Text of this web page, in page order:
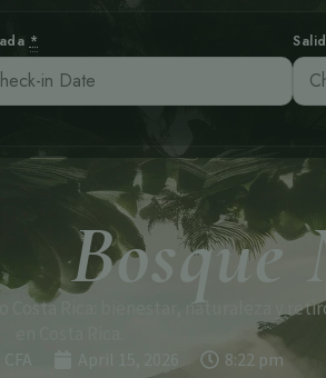
*
Bosque
Costa Rica: bienestar, naturaleza y
8:22 pm